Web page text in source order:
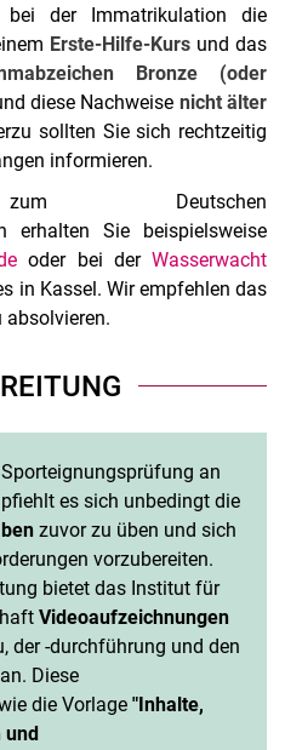
bei der Immatrikulation die
Erste-Hilfe-Kursund das
Bronze (oder
diese Nachweise nicht älter
sollten Sie sich rechtzeitig
informieren.
Deutschen
erhalten Sie beispielsweise
oder bei derWasserwacht
in Kassel. Wir empfehlen das
absolvieren.
an
es sich unbedingt die
zuvor zu üben und sich
vorzubereiten.
bietet das Institut für
Videoaufzeichnungen
der -durchführung und den
Diese
die Vorlage "Inhalte,